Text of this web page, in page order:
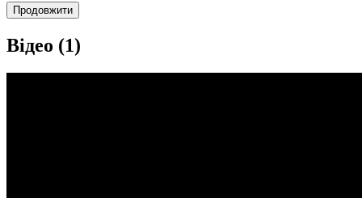
Продовжити
Відео (1)